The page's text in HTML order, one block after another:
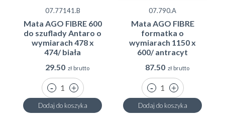
07.77141.B
Mata AGO FIBRE 600
do szuflady Antaro o
wymiarach 478 x
474/ biała
29.50 zł brutto
Dodaj do koszyka
07.790.A
Mata AGO FIBRE
formatka o
wymiarach 1150 x
600/ antracyt
87.50 zł brutto
Dodaj do koszyka